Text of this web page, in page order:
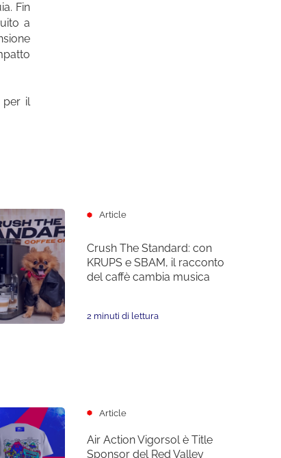
Fin
a
per il
Article
Crush The Standard: con
KRUPS e SBAM, il racconto
del caffè cambia musica
2 minuti di lettura
Article
Air Action Vigorsol è Title
Sponsor del Red Valley